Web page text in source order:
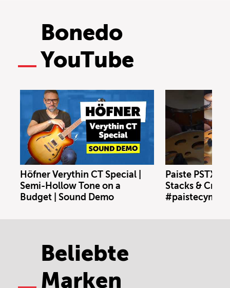
Bonedo
YouTube
Höfner Verythin CT Special |
Semi-Hollow Tone on a
Budget | Sound Demo
Paiste PSTX
Stacks &
Beliebte
Marken